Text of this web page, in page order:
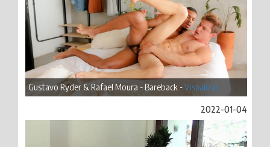
Gustavo Ryder & Rafael Moura - Bareback -Visualizar
2022-01-04